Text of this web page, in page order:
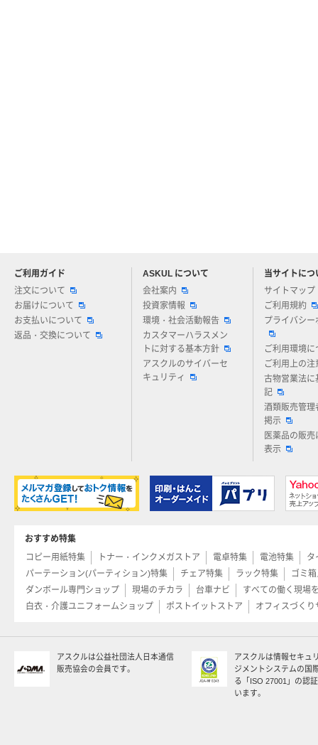
ご利用ガイド
注文について
お届けについて
お支払いについて
返品・交換について
ASKUL について
会社案内
投資家情報
環境・社会活動報告
カスタマーハラスメン
トに対する基本方針
アスクルのサイバーセ
キュリティ
当サイトにつ
サイトマップ
ご利用規約
プライバシー
ご利用環境に
ご利用上の注
古物営業法に
記
酒類販売管理
掲示
医薬品の販売
表示
アスクルについてお気軽にご質問ください
おすすめ特集
コピー用紙特集
トナー・インクメガストア 電卓特集 電池特集
タ
パーテーション(パーティション)特集
チェア特集 ラック特集
ゴミ
ダンボール専門ショップ
現場のチカラ 台車ナビ
すべての働く現場
白衣・介護ユニフォームショップ
ポストイットストア オフィスづくり
アスクルは公益社団法人日本通信
販売協会の会員です。
アスクルは情報セキュ
ジメントシステムの国
る「ISO 27001」の認
います。